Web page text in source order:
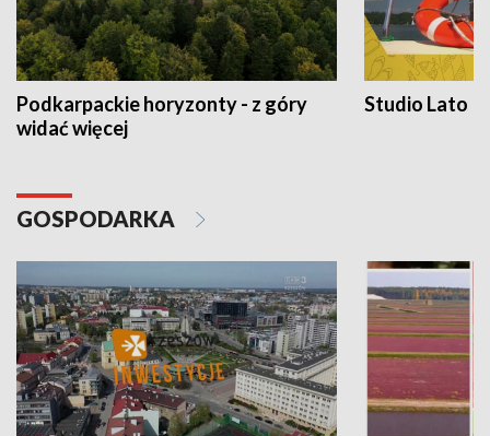
Podkarpackie horyzonty - z góry
widać więcej
Studio Lato
GOSPODARKA